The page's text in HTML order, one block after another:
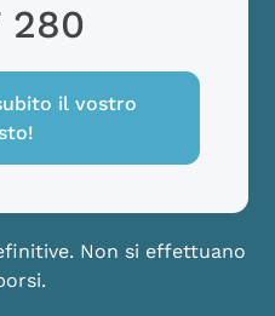
280
il vostro
Non si effettuano